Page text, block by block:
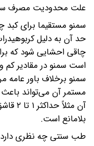
علت محدودیت مصرف
سمنو مستقیما برای
حد آن به دلیل
چاقی احشایی شود که
است سمنو در مقادیر
سمنو برخلاف باور عامه
مستمر آن می‌تواند
آن
بلامانع است.
طب سنتی چه نظری